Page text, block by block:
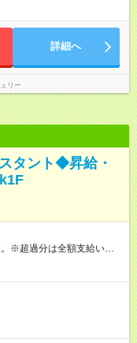
詳細へ
リー
タント◆昇給・
※超過分は全額支給いたし
なし残業時間 10時間／月
より決定します。 ーー
成果にあわせて昇給しま
量でさらにプラスの昇給
る環境です。 【試用
3ヶ月 雇用形態、給与は